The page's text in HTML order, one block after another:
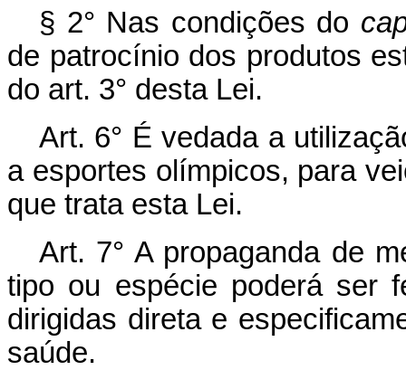
§ 2° Nas condições do
de patrocínio dos produtos
do art. 3° desta Lei.
Art. 6° É vedada a
a esportes olímpicos, para
que trata esta Lei.
Art. 7° A propaganda de
tipo ou espécie poderá ser
dirigidas direta e
saúde.